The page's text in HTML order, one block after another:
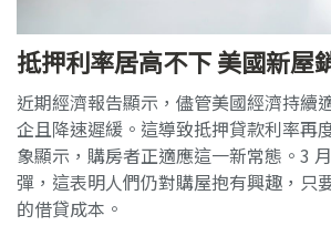
抵押利率居高不下 美國新屋
近期經濟報告顯示，儘管美國經濟持續
企且降速遲緩。這導致抵押貸款利率再
象顯示，購房者正適應這一新常態。3
彈，這表明人們仍對購屋抱有興趣，只
的借貸成本。